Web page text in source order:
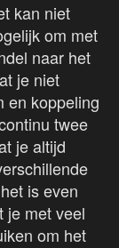
kan niet
om met
naar het
je niet
en koppeling
twee
je altijd
is even
je met veel
om het